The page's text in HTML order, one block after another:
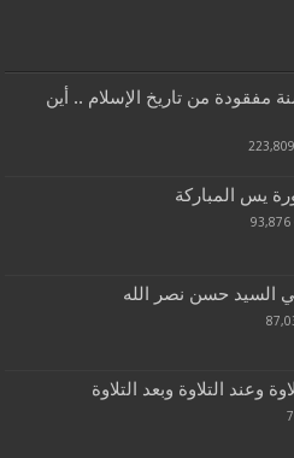
من 183 سنة مفقودة من تاريخ الإسلام .. أين
223,809
يس المباركة
93,876
السيد حسن نصر الله
وعند التلاوة وبعد التلاوة